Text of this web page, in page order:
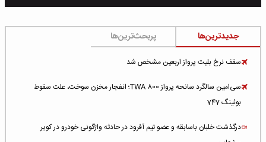
جدیدترین‌ها پربحث‌ترین‌ها
سقف نرخ بلیت پرواز اربعین مشخص شد
سی‌امین سالگرد سانحه پرواز TWA 800؛ انفجار مخزن سوخت، علت سقوط
بوئینگ 747
درگذشت خلبان باسابقه و عضو تیم آفرود در حادثه واژگونی خودرو در کویر